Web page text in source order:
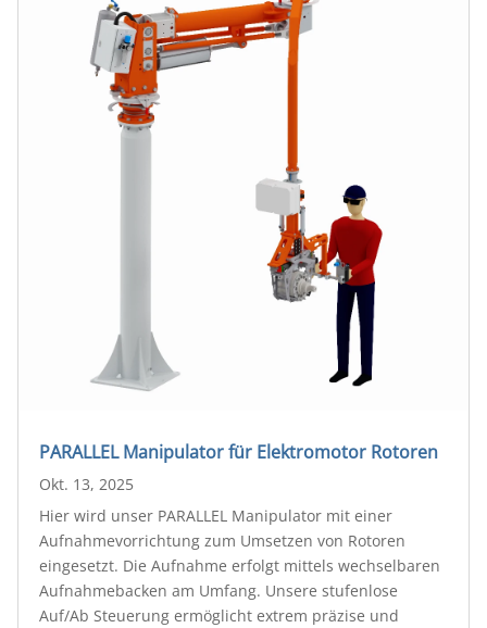
PARALLEL Manipulator für Elektromotor Rotoren
Okt. 13, 2025
Hier wird unser PARALLEL Manipulator mit einer
Aufnahmevorrichtung zum Umsetzen von Rotoren
eingesetzt. Die Aufnahme erfolgt mittels wechselbaren
Aufnahmebacken am Umfang. Unsere stufenlose
Auf/Ab Steuerung ermöglicht extrem präzise und